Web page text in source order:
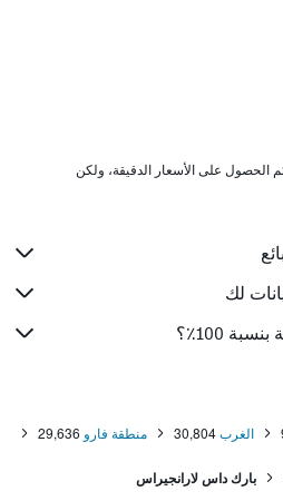
لك
100٪؟
الغرب 30,804 منطقة فارو 29,636
بارك داس لارانجيراس